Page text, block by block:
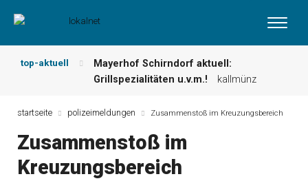
top-aktuell
Mayerhof Schirndorf aktuell:
Grillspezialitäten u.v.m.!
kallmünz
und mehr …
burglengenfeld
zahlen!
kommentare & serien &
leserbriefe
Maxhütter Fischladen: Unser aktuelles
startseite polizeimeldungen Zusammenstoß im Kreuzungsbereich
Zusammenstoß im
Kreuzungsbereich